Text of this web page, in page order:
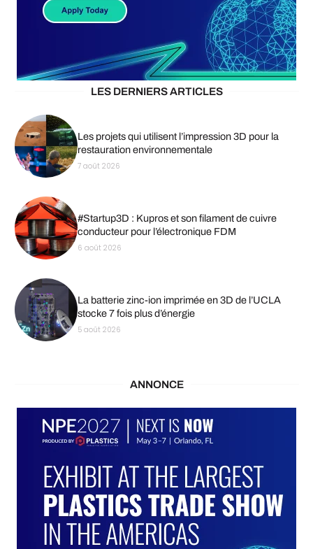
LES DERNIERS ARTICLES
Les projets qui utilisent l’impression 3D pour la
restauration environnementale
7 août 2026
#Startup3D : Kupros et son filament de cuivre
conducteur pour l’électronique FDM
6 août 2026
La batterie zinc-ion imprimée en 3D de l’UCLA
stocke 7 fois plus d’énergie
5 août 2026
ANNONCE